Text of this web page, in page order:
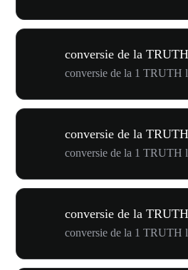
conversie de la
conversie de la 1 TRUTH
conversie de la
conversie de la 1 TRUTH
conversie de la
conversie de la 1 TRUTH